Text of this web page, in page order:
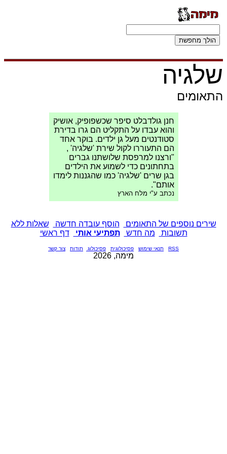
שלגיה
התאומים
חנן גולדבלט סיפר שכשפופיק, אושיק
והוא עבדו על התקליט הם גרו בדירת
סטודנטים מעל גן ילדים. בוקר אחד
הם התעוררו לקול שירת 'שלגיה' ,
"ורצנו למרפסת שלושתנו גברים
בתחתונים כדי לשמוע את הילדים
בגן שרים 'שלגיה' כמו שהגננות לימדו
אותם".
נכתב ע"י מלח הארץ
שירים נוספים של התאומים הוסף עובדה חדשה
שאלות ללא
תשובות
מה חדש תפתיעי אותי דף ראשי
RSS תנאי שימוש פסיכולוגית פסיכולוג תודות צור קשר
מימה, 2026